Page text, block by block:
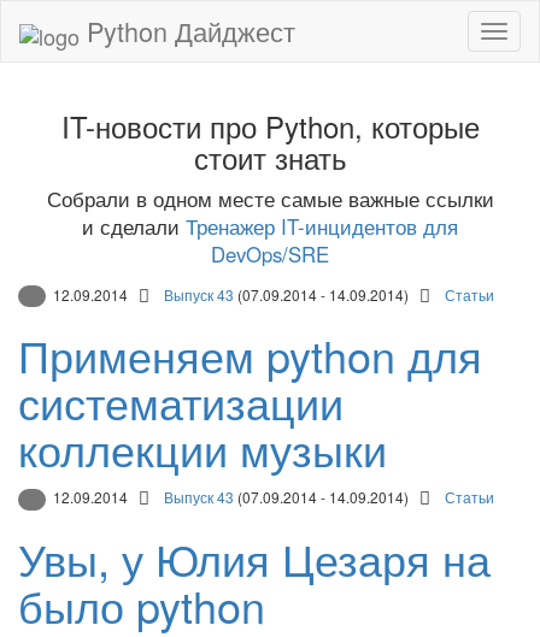
Python Дайджест
IT-новости про Python, которые
стоит знать
Собрали в одном месте самые важные ссылки
и сделали Тренажер IT-инцидентов для
DevOps/SRE
12.09.2014 Выпуск 43 (07.09.2014 - 14.09.2014) Статьи
Применяем python для
систематизации
коллекции музыки
12.09.2014 Выпуск 43 (07.09.2014 - 14.09.2014) Статьи
Увы, у Юлия Цезаря на
было python